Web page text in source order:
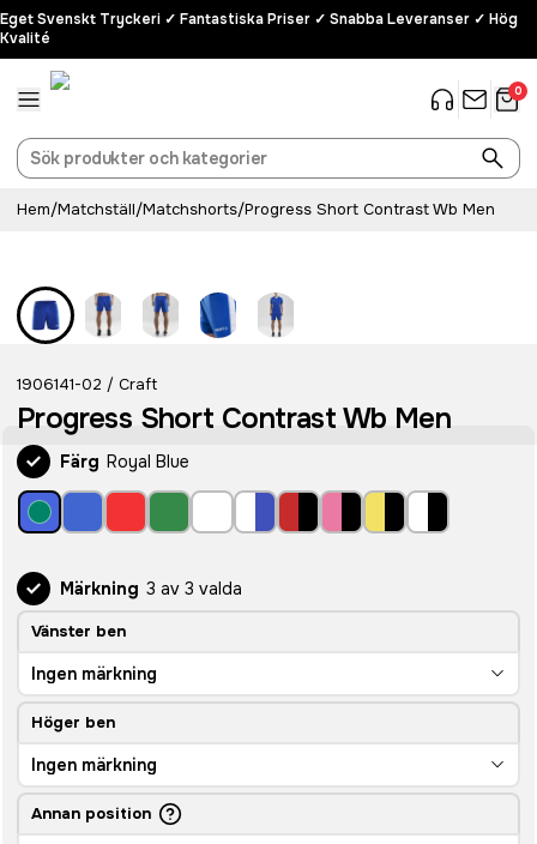
Eget Svenskt Tryckeri ✓ Fantastiska Priser ✓ Snabba Leveranser ✓ Hög
Kvalité
0
Hem/Matchställ/Matchshorts/Progress Short Contrast Wb Men
1906141-02 / Craft
Progress Short Contrast Wb Men
Färg Royal Blue
Märkning 3 av 3 valda
Vänster ben
Ingen märkning
Höger ben
Ingen märkning
Annan position